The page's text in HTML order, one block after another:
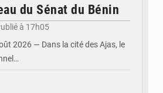
du Sénat du Bénin
à 17h05
2026 — Dans la cité des Ajas, le